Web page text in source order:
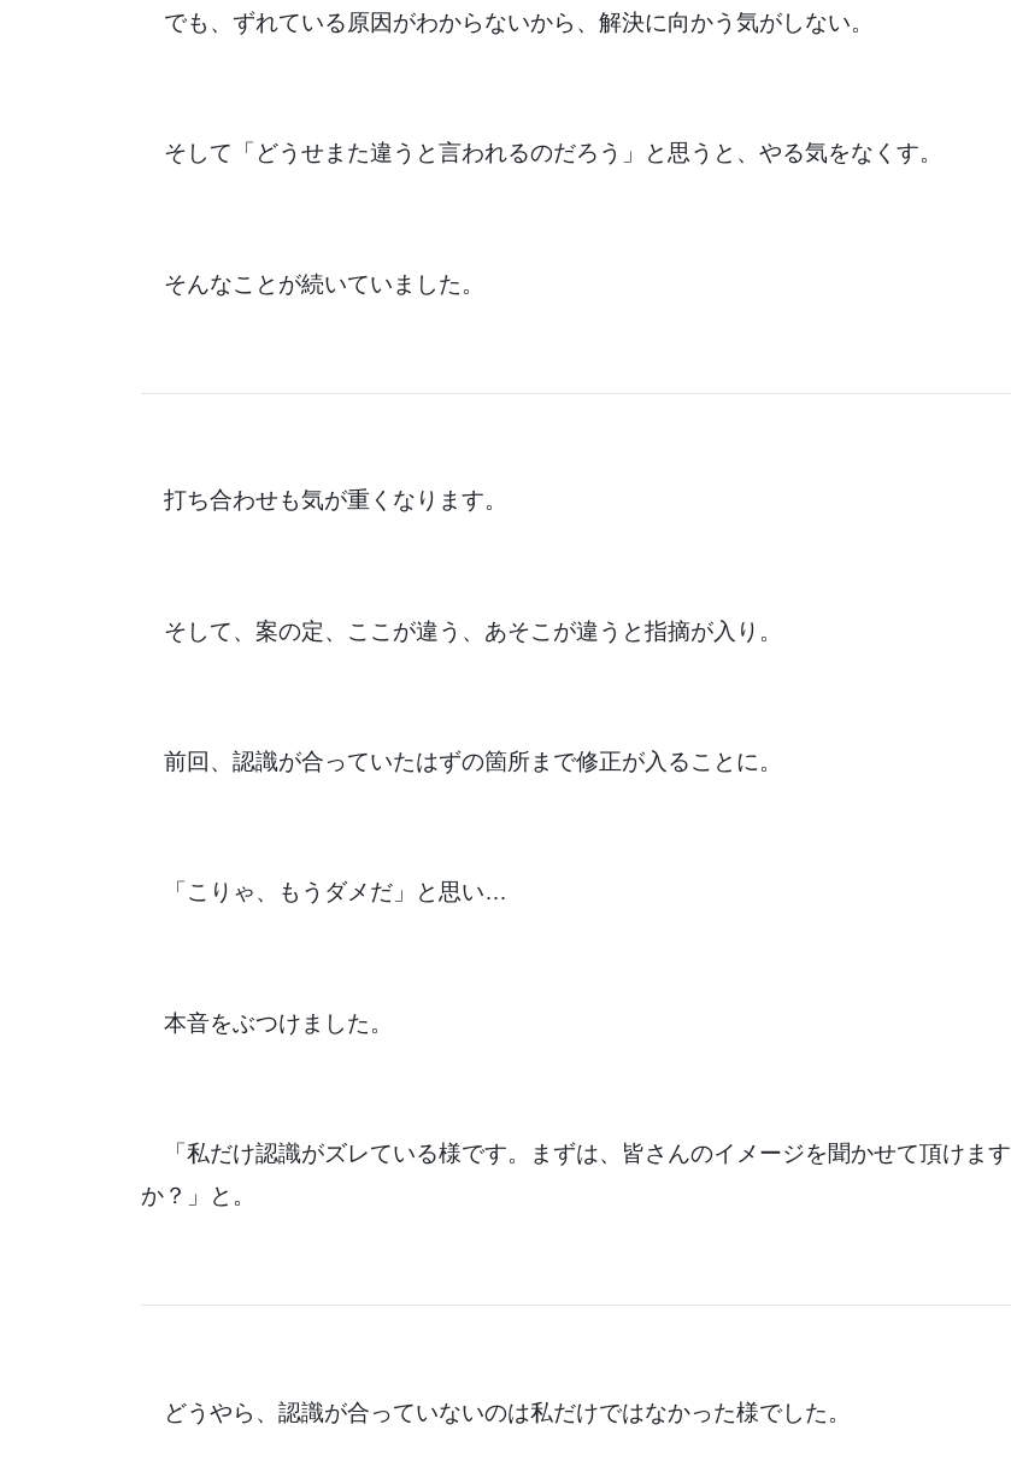
でも、ずれている原因がわからないから、解決に向かう気がしない。
そして「どうせまた違うと言われるのだろう」と思うと、やる気をなくす。
そんなことが続いていました。
打ち合わせも気が重くなります。
そして、案の定、ここが違う、あそこが違うと指摘が入り。
前回、認識が合っていたはずの箇所まで修正が入ることに。
「こりゃ、もうダメだ」と思い…
本音をぶつけました。
「私だけ認識がズレている様です。まずは、皆さんのイメージを聞かせて頂けます
か？」と。
どうやら、認識が合っていないのは私だけではなかった様でした。